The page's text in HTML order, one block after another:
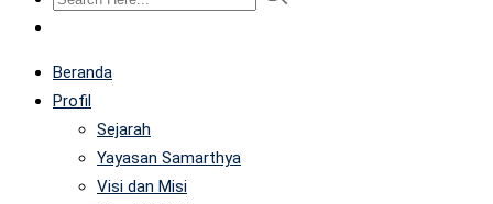
Beranda
Profil
Sejarah
Yayasan Samarthya
Visi dan Misi